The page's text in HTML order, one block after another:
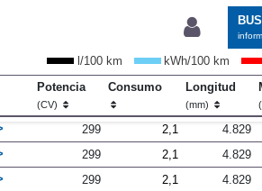
l/100 km kWh/100 km
Potencia
(CV)
Consumo Longitud
(mm)
299 2,1 4.829
299 2,1 4.829
299 2,1 4.829